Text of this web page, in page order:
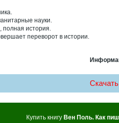
науки.
полная история.
переворот в истории.
Купить книгу Вен Поль. Как